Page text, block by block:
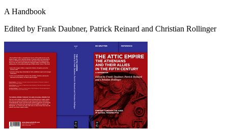
A Handbook
Edited by Frank Daubner, Patrick Reinard and Christian Rollinger